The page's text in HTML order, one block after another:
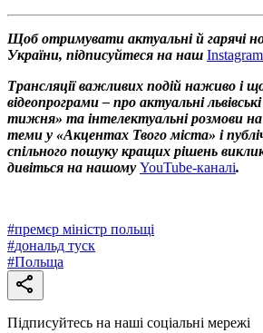
Щоб отримувати актуальні й гарячі
України, підписуйтеся на наш Instagram
Трансляції важливих подій наживо і
відеопрограми – про актуальні
тижня» та інтелектуальні розмови на
теми у «Акцентах Твого міста» і
спільного пошуку кращих рішень
дивіться на нашому YouTube-каналі.
#премєр міністр польщі
#дональд туск
#Польща
Підписуйтесь на наші соціальні мережі